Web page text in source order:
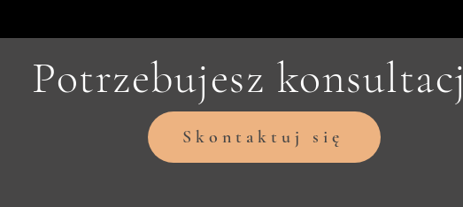
Potrzebujesz
Skontaktuj się